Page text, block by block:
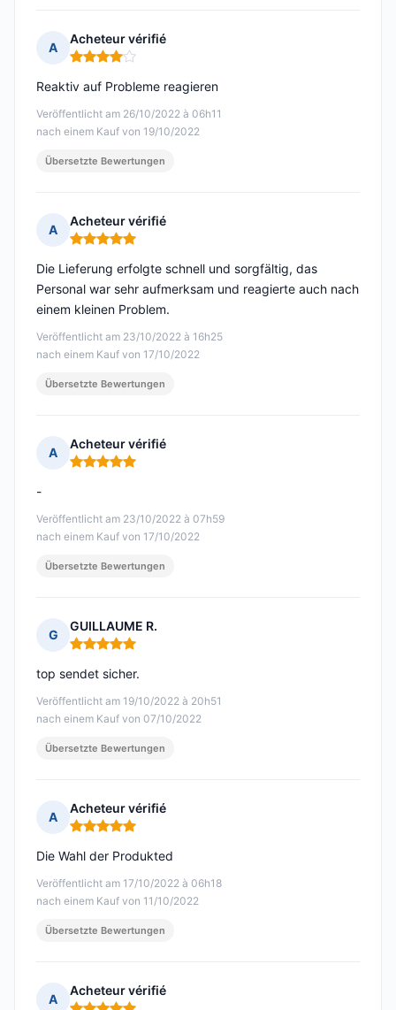
A
Acheteur vérifié
Hinweis: 4 von 5
Veröffentlicht am 26/10/2022 à 06h11
nach einem Kauf von 19/10/2022
Reaktiv auf Probleme reagieren
Übersetzte Bewertungen
A
Acheteur vérifié
Hinweis: 5 von 5
Veröffentlicht am 23/10/2022 à 16h25
nach einem Kauf von 17/10/2022
Die Lieferung erfolgte schnell und sorgfältig, das
Personal war sehr aufmerksam und reagierte auch nach
einem kleinen Problem.
Übersetzte Bewertungen
A
Acheteur vérifié
Hinweis: 5 von 5
Veröffentlicht am 23/10/2022 à 07h59
nach einem Kauf von 17/10/2022
-
Übersetzte Bewertungen
G
GUILLAUME R.
Hinweis: 5 von 5
Veröffentlicht am 19/10/2022 à 20h51
nach einem Kauf von 07/10/2022
top sendet sicher.
Übersetzte Bewertungen
A
Acheteur vérifié
Hinweis: 5 von 5
Veröffentlicht am 17/10/2022 à 06h18
nach einem Kauf von 11/10/2022
Die Wahl der Produkted
Übersetzte Bewertungen
A
Acheteur vérifié